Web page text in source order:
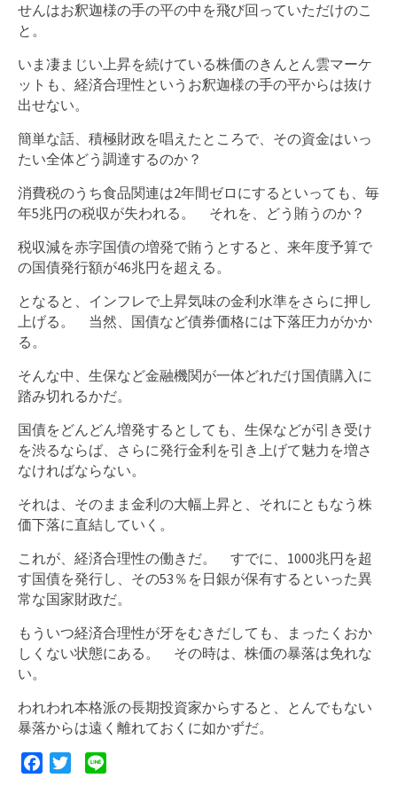
せんはお釈迦様の手の平の中を飛び回っていただけのこ
と。
いま凄まじい上昇を続けている株価のきんとん雲マーケ
ットも、経済合理性というお釈迦様の手の平からは抜け
出せない。
簡単な話、積極財政を唱えたところで、その資金はいっ
たい全体どう調達するのか？
消費税のうち食品関連は2年間ゼロにするといっても、毎
年5兆円の税収が失われる。 それを、どう賄うのか？
税収減を赤字国債の増発で賄うとすると、来年度予算で
の国債発行額が46兆円を超える。
となると、インフレで上昇気味の金利水準をさらに押し
上げる。 当然、国債など債券価格には下落圧力がかか
る。
そんな中、生保など金融機関が一体どれだけ国債購入に
踏み切れるかだ。
国債をどんどん増発するとしても、生保などが引き受け
を渋るならば、さらに発行金利を引き上げて魅力を増さ
なければならない。
それは、そのまま金利の大幅上昇と、それにともなう株
価下落に直結していく。
これが、経済合理性の働きだ。 すでに、1000兆円を超
す国債を発行し、その53％を日銀が保有するといった異
常な国家財政だ。
もういつ経済合理性が牙をむきだしても、まったくおか
しくない状態にある。 その時は、株価の暴落は免れな
い。
われわれ本格派の長期投資家からすると、とんでもない
暴落からは遠く離れておくに如かずだ。